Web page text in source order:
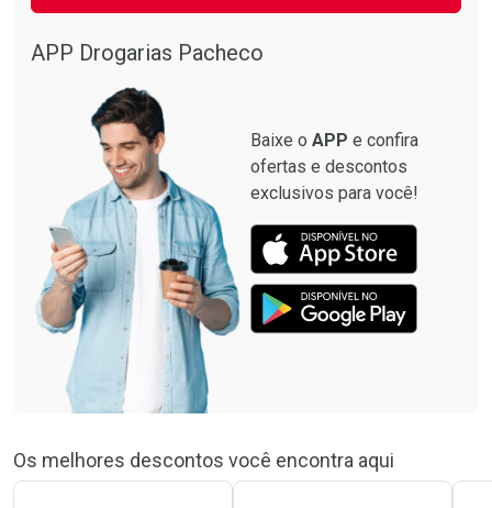
APP Drogarias Pacheco
Baixe o APP e confira
ofertas e descontos
exclusivos para você!
Os melhores descontos você encontra aqui